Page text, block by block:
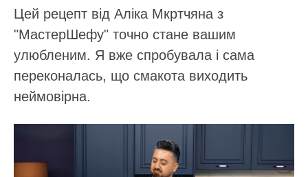
Цей рецепт від Аліка Мкртчяна з
"МастерШефу" точно стане вашим
улюбленим. Я вже спробувала і сама
переконалась, що смакота виходить
неймовірна.